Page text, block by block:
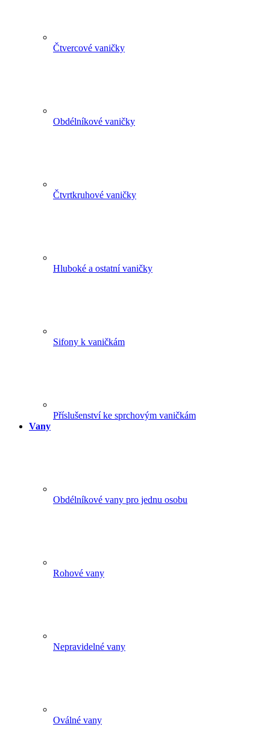
Čtvercové vaničky
Obdélníkové vaničky
Čtvrtkruhové vaničky
Hluboké a ostatní vaničky
Sifony k vaničkám
Příslušenství ke sprchovým vaničkám
Vany
Obdélníkové vany pro jednu osobu
Rohové vany
Nepravidelné vany
Oválné vany